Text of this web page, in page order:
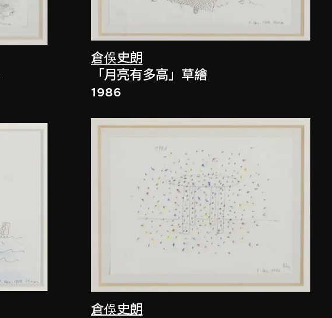
倉俁史朗
「月亮有多高」草繪
1986
倉俁史朗